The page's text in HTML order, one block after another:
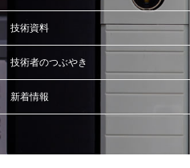
技術資料
技術者のつぶやき
新着情報